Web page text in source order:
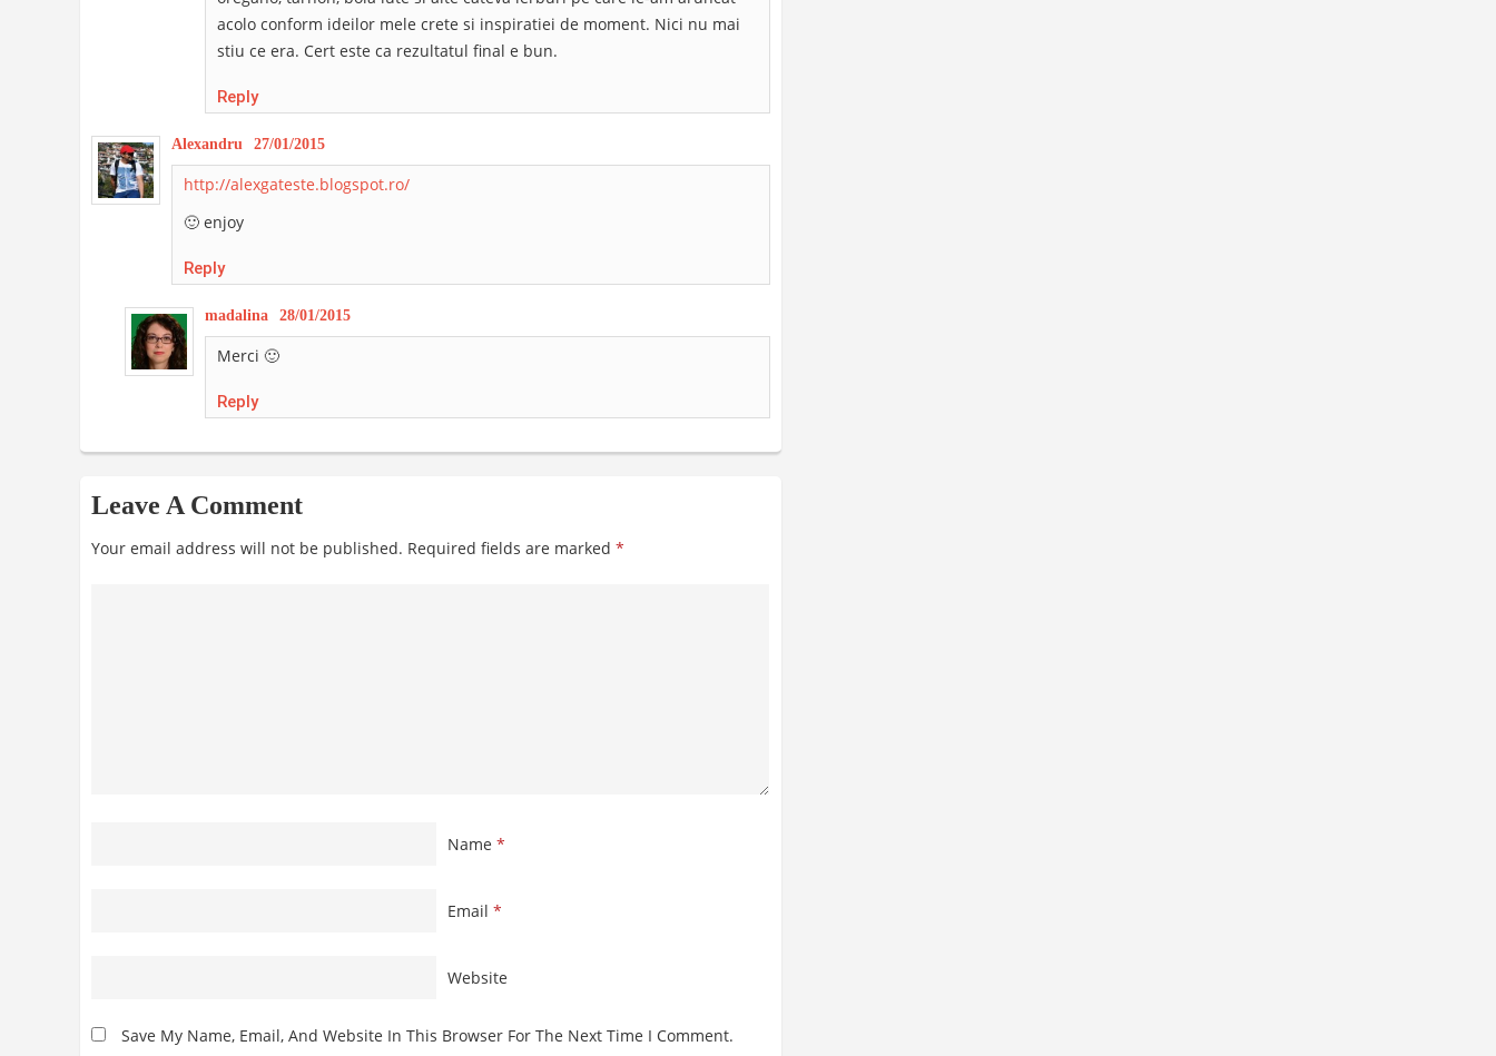
acolo conform ideilor mele crete si inspiratiei de moment. Nici nu mai
stiu ce era. Cert este ca rezultatul final e bun.
Reply
Alexandru 27/01/2015
http://alexgateste.blogspot.ro/
🙂 enjoy
Reply
madalina 28/01/2015
Merci 🙂
Reply
Leave A Comment
Your email address will not be published. Required fields are marked *
Name *
Email *
Website
Save My Name, Email, And Website In This Browser For The Next Time I Comment.